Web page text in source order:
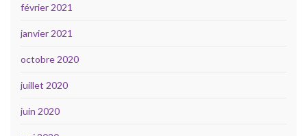
février 2021
janvier 2021
octobre 2020
juillet 2020
juin 2020